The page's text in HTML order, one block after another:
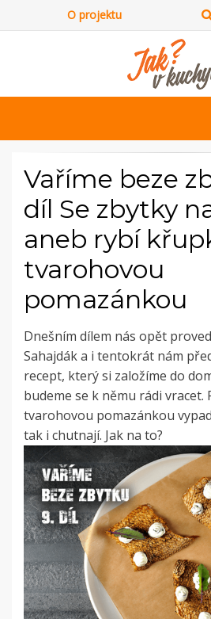
O projektu
Vaříme beze
díl Se zbytky
aneb rybí
tvarohovou
pomazánkou
Dnešním dílem nás opět
Sahajdák a i tentokrát nám
recept, který si založíme do
budeme se k němu rádi vracet.
tvarohovou pomazánkou
tak i chutnají. Jak na to?